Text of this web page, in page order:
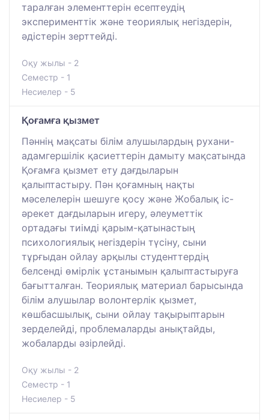
таралған элементтерін есептеудің
эксперименттік және теориялық негіздерін,
әдістерін зерттейді.
Оқу жылы - 2
Семестр - 1
Несиелер - 5
Қоғамға қызмет
Пәннің мақсаты білім алушылардың рухани-
адамгершілік қасиеттерін дамыту мақсатында
Қоғамға қызмет ету дағдыларын
қалыптастыру. Пән қоғамның нақты
мәселелерін шешуге қосу және Жобалық іс-
әрекет дағдыларын игеру, әлеуметтік
ортадағы тиімді қарым-қатынастың
психологиялық негіздерін түсіну, сыни
тұрғыдан ойлау арқылы студенттердің
белсенді өмірлік ұстанымын қалыптастыруға
бағытталған. Теориялық материал барысында
білім алушылар волонтерлік қызмет,
көшбасшылық, сыни ойлау тақырыптарын
зерделейді, проблемаларды анықтайды,
жобаларды әзірлейді.
Оқу жылы - 2
Семестр - 1
Несиелер - 5